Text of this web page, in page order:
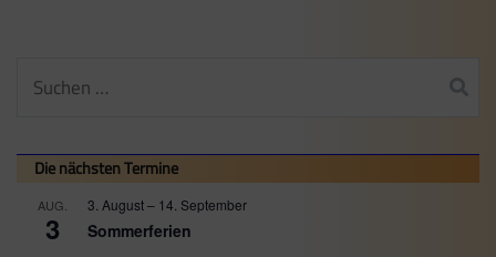
nach:
Die nächsten Termine
AUG.
3
3. August– 14. September
Sommerferien